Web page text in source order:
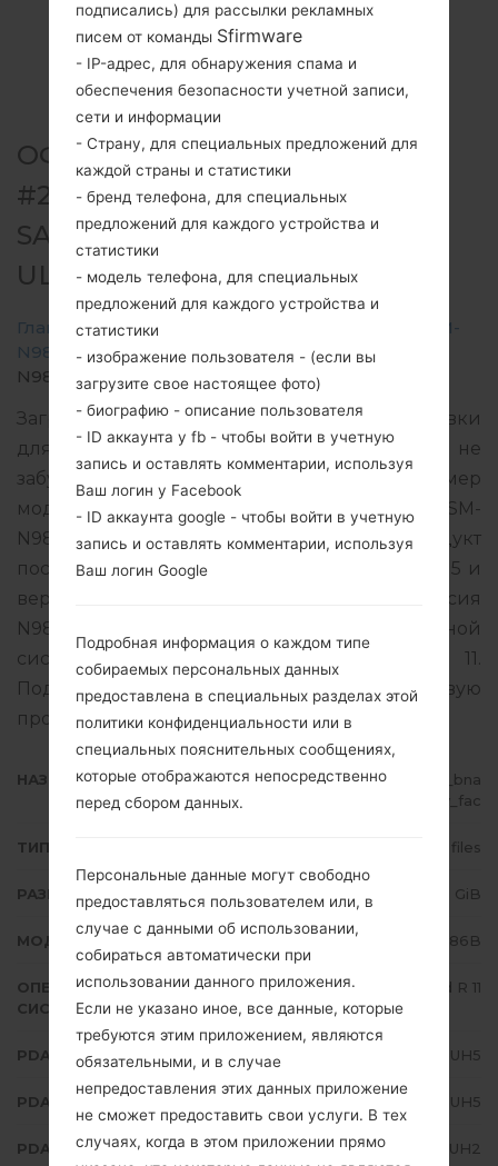
ОФИЦИАЛЬНАЯ ПРОШИВКА
#263998 ДЛЯ SM-N986B -
SAMSUNGGALAXY NOTE 20
ULTRA 5G
Главная →Galaxy Note 20 Ultra 5G
SamsungSM-
N986B →SM-
N986B_1_20210819092756_bnatylf6qv_fac.zip
Загрузите последнее обновление прошивки
для Samsung Galaxy Note 20 Ultra 5G, но не
забудьте проверить, соответствует ли номер
модели вашего смартфона указанному SM-
N986B. Код прошивки 3IE для IRELAND. Продукт
поставляется с версией PDA N986BXXS3DUH5 и
версия CSC N986BOXM3DUH5, MODEM версия
N986BXXU3DUH2. Версия операционной
системы данной прошивки Android R 11.
Подробная инструкция, как прошить стоковую
прошивку на устройства Samsung здесь
НАЗВАНИЕ ФАЙЛА
SM-N986B_1_20210819092756_bna
tylf6qv_fac
ТИП ПРОШИВКИ 4 files
РАЗМЕР ФАЙЛА 7.32 GiB
МОДЕЛЬ Samsung SM-N986B
ОПЕРАЦИОННАЯ
СИСТЕМА
Android R 11
PDA/AP ВЕРСИЯ N986BXXS3DUH5
PDA/AP ВЕРСИЯ N986BOXM3DUH5
PDA/AP ВЕРСИЯ N986BXXU3DUH2
подписались) для рассылки рекламных
писем от команды Sfirmware
- IP-адрес, для обнаружения спама и
обеспечения безопасности учетной записи,
сети и информации
- Страну, для специальных предложений для
каждой страны и статистики
- бренд телефона, для специальных
предложений для каждого устройства и
статистики
- модель телефона, для специальных
предложений для каждого устройства и
статистики
- изображение пользователя - (если вы
загрузите свое настоящее фото)
- биографию - описание пользователя
- ID аккаунта у fb - чтобы войти в учетную
запись и оставлять комментарии, используя
Ваш логин у Facebook
- ID аккаунта google - чтобы войти в учетную
запись и оставлять комментарии, используя
Ваш логин Google
Подробная информация о каждом типе
собираемых персональных данных
предоставлена в специальных разделах этой
политики конфиденциальности или в
специальных пояснительных сообщениях,
которые отображаются непосредственно
перед сбором данных.
Персональные данные могут свободно
предоставляться пользователем или, в
случае с данными об использовании,
собираться автоматически при
использовании данного приложения.
Если не указано иное, все данные, которые
требуются этим приложением, являются
обязательными, и в случае
непредоставления этих данных приложение
не сможет предоставить свои услуги. В тех
случаях, когда в этом приложении прямо